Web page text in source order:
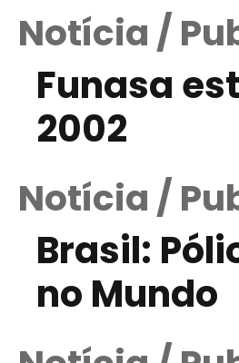
Notícia /
Funasa
2002
Notícia /
Brasil:
no Mundo